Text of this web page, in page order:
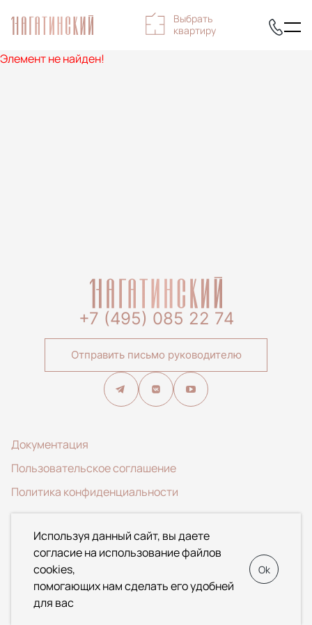
Выбрать
квартиру
Элемент не найден!
+7 (495) 085 22 74
Отправить письмо руководителю
Документация
Пользовательское соглашение
Политика конфиденциальности
«АЛЬФА». Данный Интернет-сайт носит исключительно
информационный характер и ни при каких условиях не
является публичной офертой, определяемой положениями
Статьи 437 Гражданского кодекса Российской Федерации.
Используя данный сайт, вы даете
согласие на использование файлов
cookies,
помогающих нам сделать его удобней
для вас
Ok